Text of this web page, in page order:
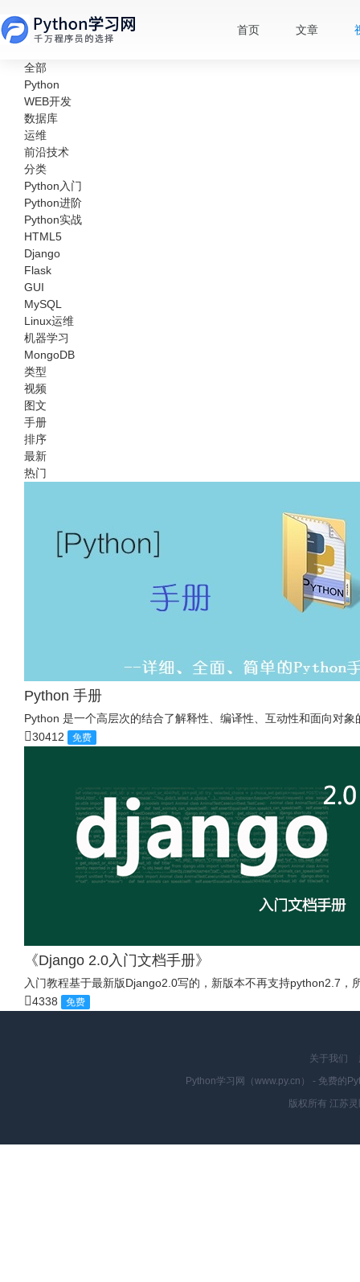
首页 文章
全部
Python
WEB开发
数据库
运维
前沿技术
分类
Python入门
Python进阶
Python实战
HTML5
Django
Flask
GUI
MySQL
Linux运维
机器学习
MongoDB
类型
视频
图文
手册
排序
最新
热门
Python 手册
Python 是一个高层次的结合了解释性、编译性、互动性和面向对
30412
免费
《Django 2.0入门文档手册》
入门教程基于最新版Django2.0写的，新版本不再支持python2.7
4338
免费
关于我们
Python学习网（www.py.cn） - 免费的
版权所有 江苏